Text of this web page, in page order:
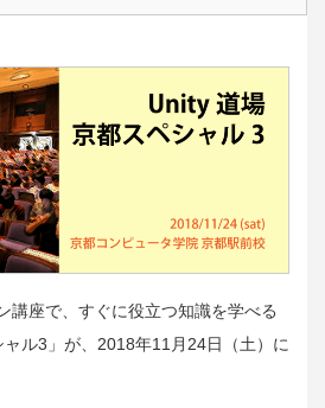
講座で、すぐに役立つ知識を学べる
ャル3」が、2018年11月24日（土）に